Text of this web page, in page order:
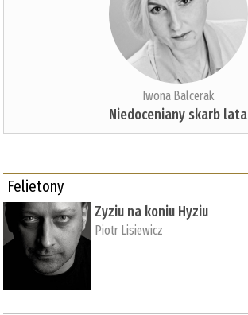
Iwona Balcerak
Niedoceniany skarb lata
Felietony
Zyziu na koniu Hyziu
Piotr Lisiewicz